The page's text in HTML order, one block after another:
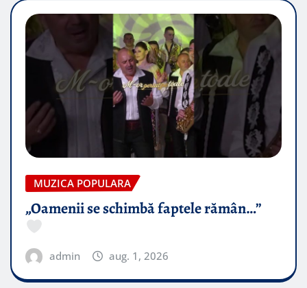
MUZICA POPULARA
„Oamenii se schimbă faptele rămân…”
admin aug. 1, 2026